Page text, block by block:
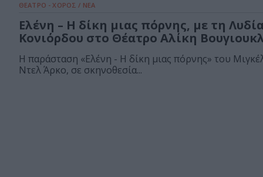
ΘΕΑΤΡΟ - ΧΟΡΟΣ / ΝΕΑ
Ελένη – Η δίκη μιας πόρνης, με τη
Κονιόρδου στο Θέατρο Αλίκη
Η παράσταση «Ελένη - Η δίκη μιας πόρνης» του
Ντελ Άρκο, σε σκηνοθεσία...